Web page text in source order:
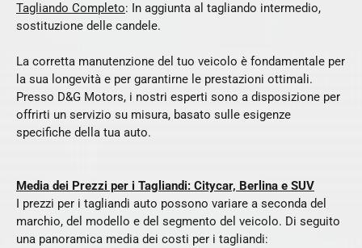
Tagliando Completo: In aggiunta al tagliando intermedio,
sostituzione delle candele.
La corretta manutenzione del tuo veicolo è fondamentale per
la sua longevità e per garantirne le prestazioni ottimali.
Presso D&G Motors, i nostri esperti sono a disposizione per
offrirti un servizio su misura, basato sulle esigenze
specifiche della tua auto.
Media dei Prezzi per i Tagliandi: Citycar, Berlina e SUV
I prezzi per i tagliandi auto possono variare a seconda del
marchio, del modello e del segmento del veicolo. Di seguito
una panoramica media dei costi per i tagliandi: